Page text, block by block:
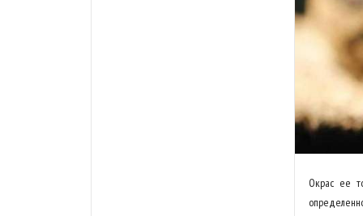
Окрас ее